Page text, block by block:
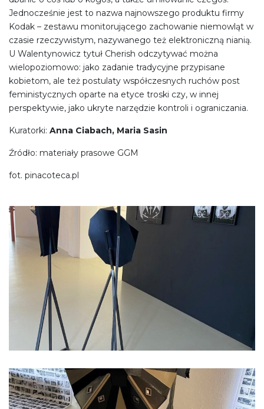
Jednocześnie jest to nazwa najnowszego produktu firmy
Kodak – zestawu monitorującego zachowanie niemowląt w
czasie rzeczywistym, nazywanego też elektroniczną nianią.
U Walentynowicz tytuł Cherish odczytywać można
wielopoziomowo: jako zadanie tradycyjne przypisane
kobietom, ale też postulaty współczesnych ruchów post
feministycznych oparte na etyce troski czy, w innej
perspektywie, jako ukryte narzędzie kontroli i ograniczania.
Kuratorki: Anna Ciabach, Maria Sasin
Źródło: materiały prasowe GGM
fot. pinacoteca.pl